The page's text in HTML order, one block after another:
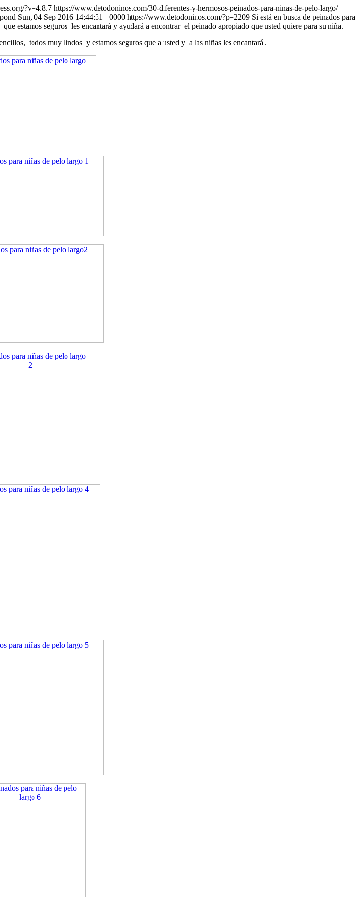
?v=4.8.7 https://www.detodoninos.com/30-diferentes-y-hermosos-peinados-para-ninas-de-pelo-largo/
Sun, 04 Sep 2016 14:44:31 +0000 https://www.detodoninos.com/?p=2209 Si está en busca de peinados para
estamos seguros les encantará y ayudará a encontrar el peinado apropiado que usted quiere para su niña.
todos muy lindos y estamos seguros que a usted y a las niñas les encantará .